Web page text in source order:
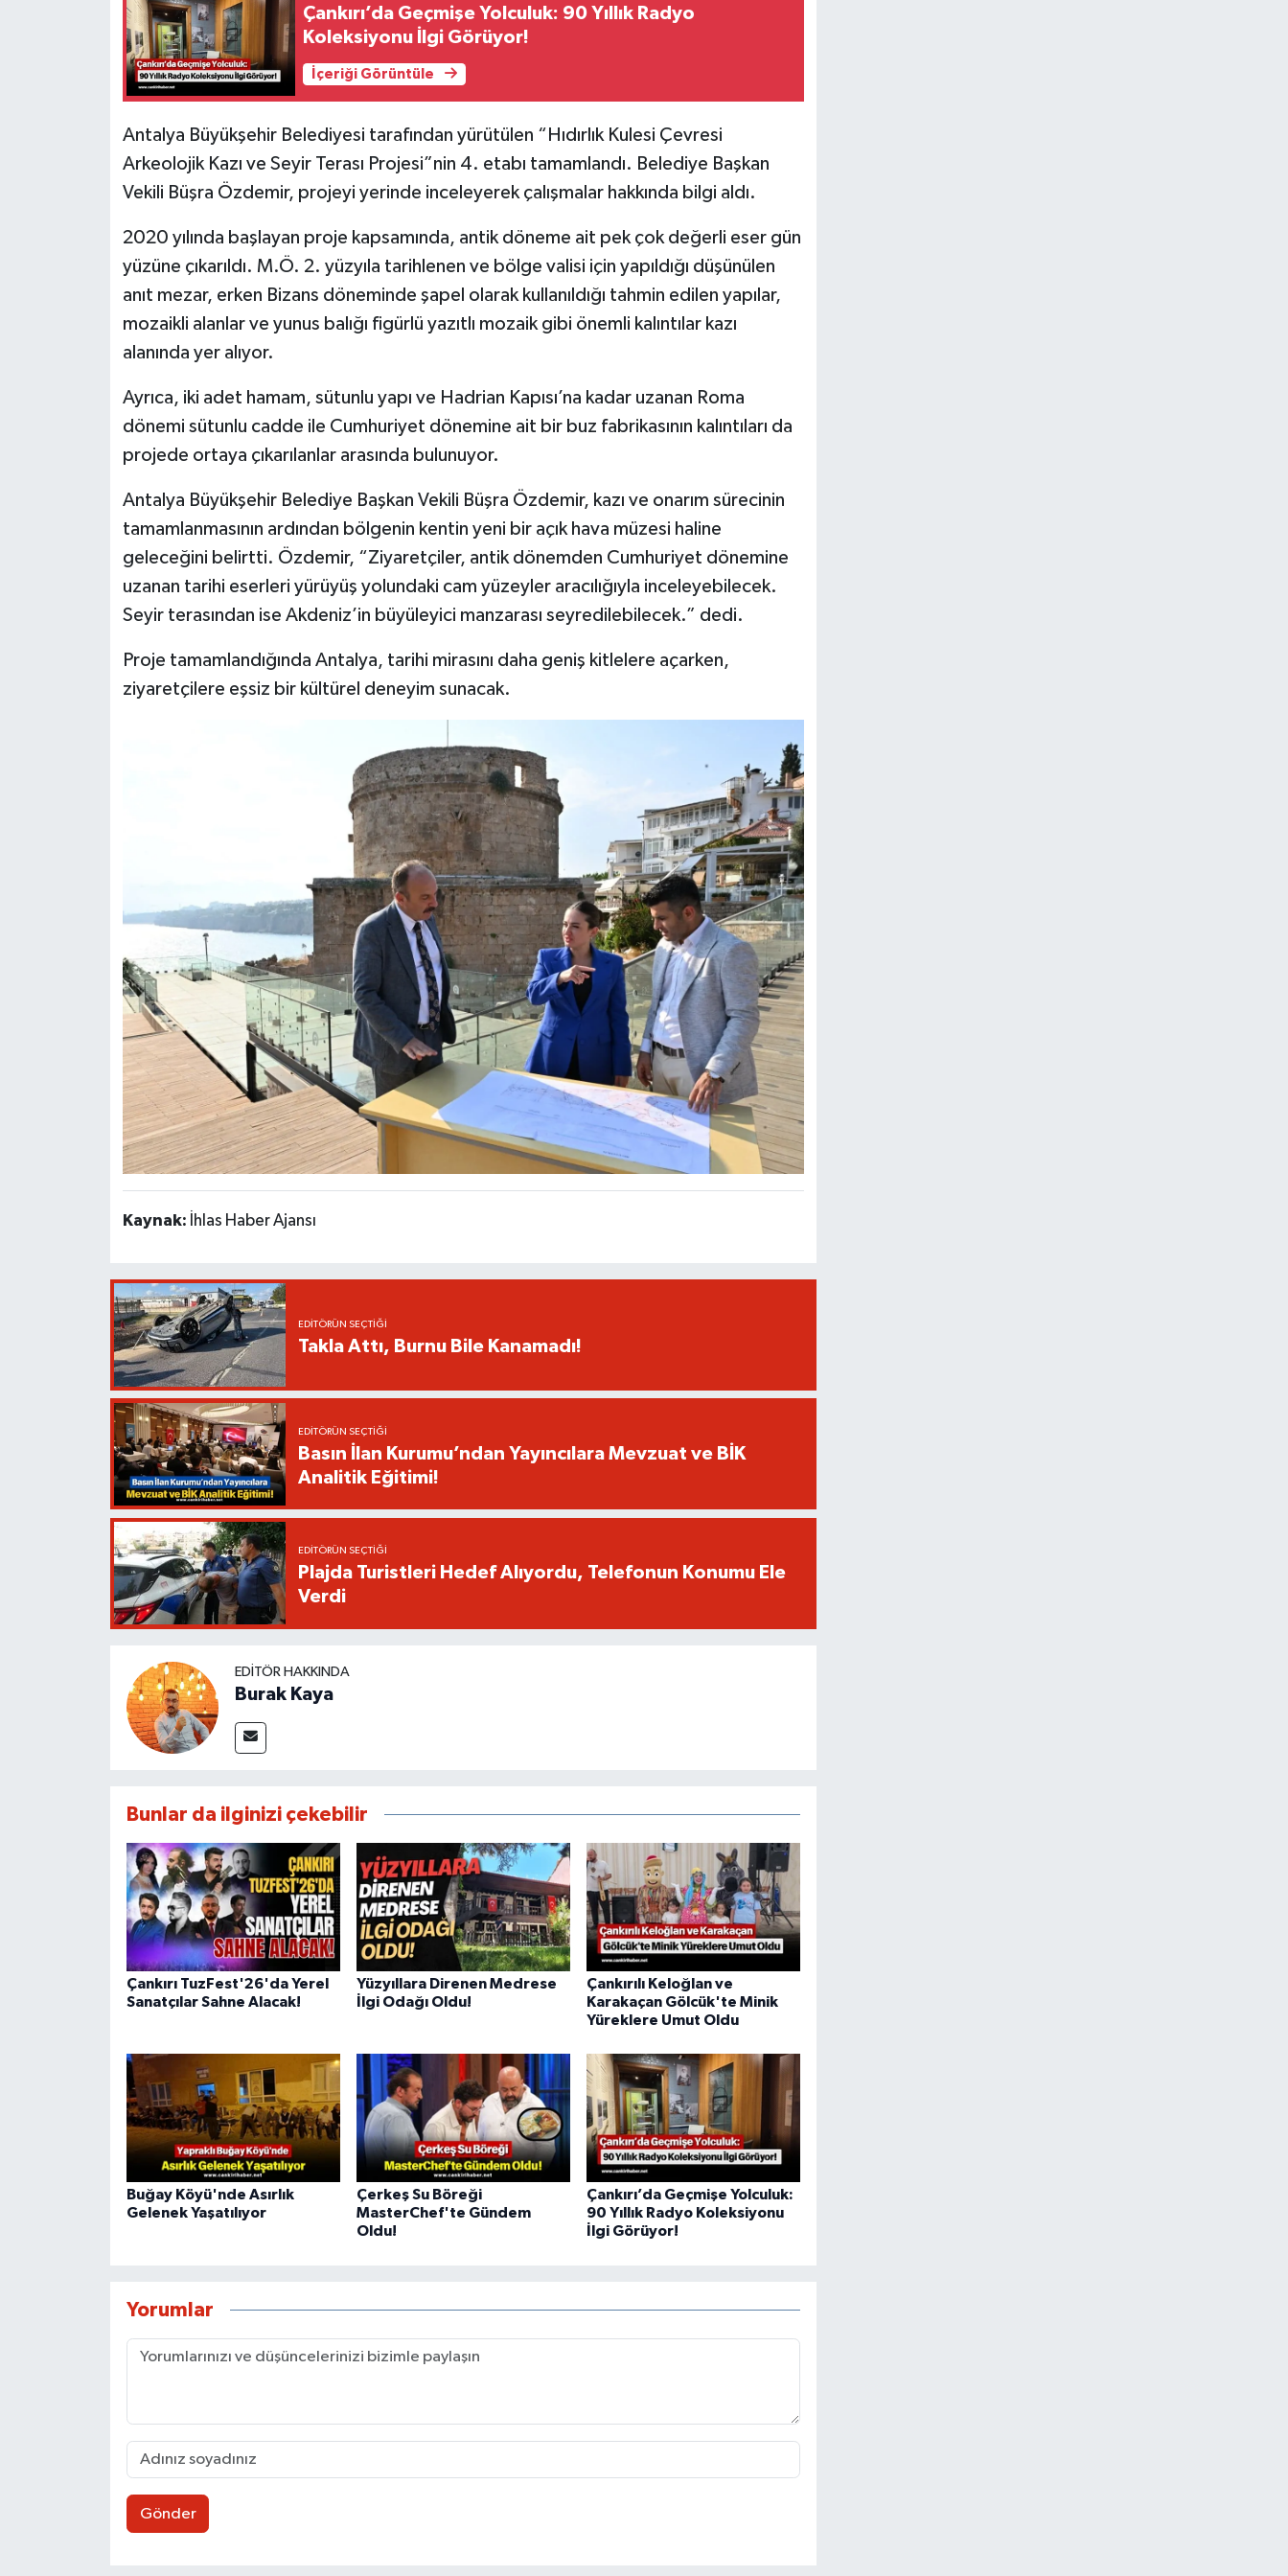
Çankırı’da Geçmişe Yolculuk: 90 Yıllık Radyo
Koleksiyonu İlgi Görüyor!
İçeriği Görüntüle
Antalya Büyükşehir Belediyesi tarafından yürütülen “Hıdırlık Kulesi Çevresi
Arkeolojik Kazı ve Seyir Terası Projesi”nin 4. etabı tamamlandı. Belediye Başkan
Vekili Büşra Özdemir, projeyi yerinde inceleyerek çalışmalar hakkında bilgi aldı.
2020 yılında başlayan proje kapsamında, antik döneme ait pek çok değerli eser gün
yüzüne çıkarıldı. M.Ö. 2. yüzyıla tarihlenen ve bölge valisi için yapıldığı düşünülen
anıt mezar, erken Bizans döneminde şapel olarak kullanıldığı tahmin edilen yapılar,
mozaikli alanlar ve yunus balığı figürlü yazıtlı mozaik gibi önemli kalıntılar kazı
alanında yer alıyor.
Ayrıca, iki adet hamam, sütunlu yapı ve Hadrian Kapısı’na kadar uzanan Roma
dönemi sütunlu cadde ile Cumhuriyet dönemine ait bir buz fabrikasının kalıntıları da
projede ortaya çıkarılanlar arasında bulunuyor.
Antalya Büyükşehir Belediye Başkan Vekili Büşra Özdemir, kazı ve onarım sürecinin
tamamlanmasının ardından bölgenin kentin yeni bir açık hava müzesi haline
geleceğini belirtti. Özdemir, “Ziyaretçiler, antik dönemden Cumhuriyet dönemine
uzanan tarihi eserleri yürüyüş yolundaki cam yüzeyler aracılığıyla inceleyebilecek.
Seyir terasından ise Akdeniz’in büyüleyici manzarası seyredilebilecek.” dedi.
Proje tamamlandığında Antalya, tarihi mirasını daha geniş kitlelere açarken,
ziyaretçilere eşsiz bir kültürel deneyim sunacak.
Kaynak: İhlas Haber Ajansı
EDITÖRÜN SEÇTIĞI
Takla Attı, Burnu Bile Kanamadı!
EDITÖRÜN SEÇTIĞI
Basın İlan Kurumu’ndan Yayıncılara Mevzuat ve BİK
Analitik Eğitimi!
EDITÖRÜN SEÇTIĞI
Plajda Turistleri Hedef Alıyordu, Telefonun Konumu Ele
Verdi
EDITÖR HAKKINDA
Burak Kaya
Bunlar da ilginizi çekebilir
Çankırı TuzFest'26'da Yerel
Sanatçılar Sahne Alacak!
Yüzyıllara Direnen Medrese
İlgi Odağı Oldu!
Çankırılı Keloğlan ve
Karakaçan Gölcük'te Minik
Yüreklere Umut Oldu
Buğay Köyü'nde Asırlık
Gelenek Yaşatılıyor
Çerkeş Su Böreği
MasterChef'te Gündem
Oldu!
Çankırı’da Geçmişe Yolculuk:
90 Yıllık Radyo Koleksiyonu
İlgi Görüyor!
Yorumlar
Gönder